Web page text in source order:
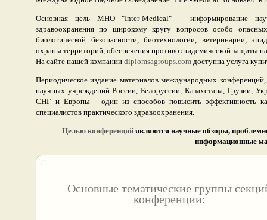
Основная цель МНО "Inter-Medical" – информирование
здравоохранения по широкому кругу вопросов особо
биологической безопасности, биотехнологии, ветеринарии,
охраны территорий, обеспечения противоэпидемической защиты
На сайте нашей компании diplomsagroups.com доступна услуга
Периодическое издание материалов международных
научных учреждений России, Белоруссии, Казахстана, Грузии,
СНГ и Европы - один из способов повысить эффективность
специалистов практического здравоохранения.
Целью конференций являются научные обзоры,
информационные
Основные тематические группы
конференции: